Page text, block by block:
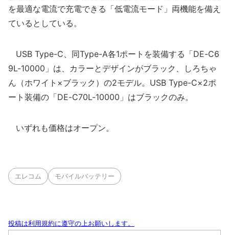
を最適な電流で充電できる「低電流モード」両機能を備え
ているとしている。
USB Type-C、同Type-A各1ポートを装備する「DE-C6
9L-10000」は、カラーとデザインがブラック、しろちゃ
ん（ホワイト×ブラック）の2モデル。USB Type-C×2ポ
ート装備の「DE-C70L-10000」はブラックのみ。
いずれも価格はオープン。
エレコム モバイルバッテリー